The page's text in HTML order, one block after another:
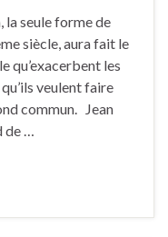
la seule forme de
siècle, aura fait le
qu’exacerbent les
veulent faire
commun. Jean
de …